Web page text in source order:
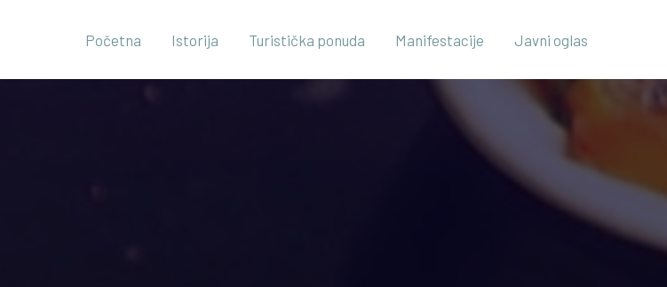
Početna Istorija Turistička ponuda Manifestacije Javni oglas